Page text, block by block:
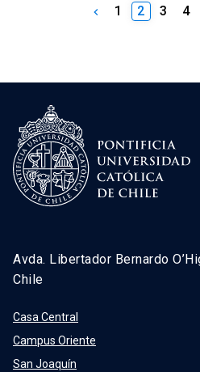
keyboard_arrow_left 1 2 3 4
Avda. Libertador Bernardo
Chile
Casa Central
Campus Oriente
San Joaquín